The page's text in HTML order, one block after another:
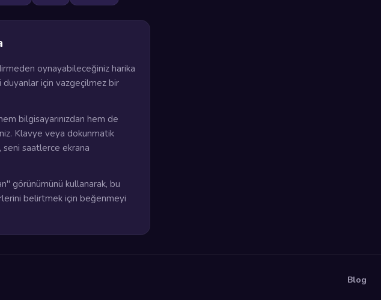
oynayabileceğiniz harika
için vazgeçilmez bir
bilgisayarınızdan hem de
Klavye veya dokunmatik
, seni saatlerce ekrana
görünümünü kullanarak, bu
belirtmek için beğenmeyi
Blog